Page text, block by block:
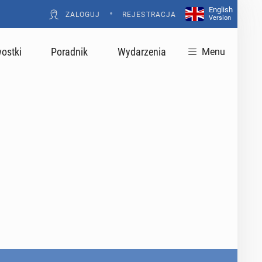
ZALOGUJ • REJESTRACJA
English
Version
Poradnik Wydarzenia Menu